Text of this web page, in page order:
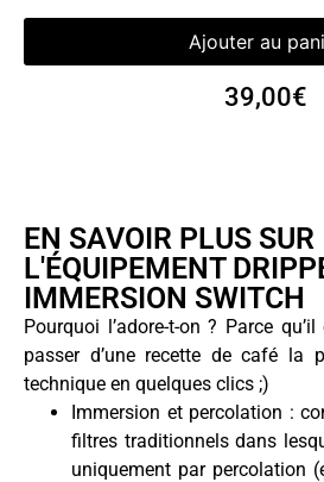
Ajouter au
39,00€
EN SAVOIR PLUS SUR
L'ÉQUIPEMENT
IMMERSION SWITCH
Pourquoi l’adore-t-on ? Parce
passer d’une recette de café la
technique en quelques clics ;)
Immersion et percolation :
filtres traditionnels dans
uniquement par percolation